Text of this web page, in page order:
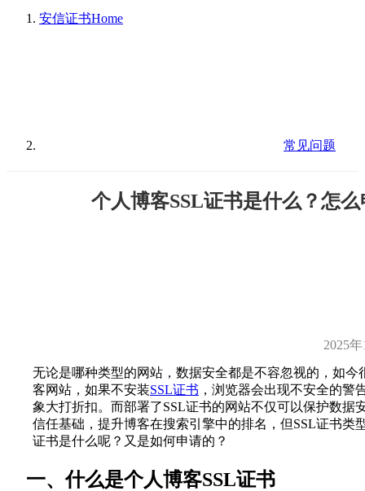
安信证书Home
常见问题
个人博客SSL证书是什么？怎么
2025
无论是哪种类型的网站，数据安全都是不容忽视的，如今
客网站，如果不安装SSL证书 ，浏览器会出现不安全的警
象大打折扣。而部署了SSL证书的网站不仅可以保护数据
信任基础，提升博客在搜索引擎中的排名，但SSL证书类
证书是什么呢？又是如何申请的？
一、什么是个人博客SSL证书